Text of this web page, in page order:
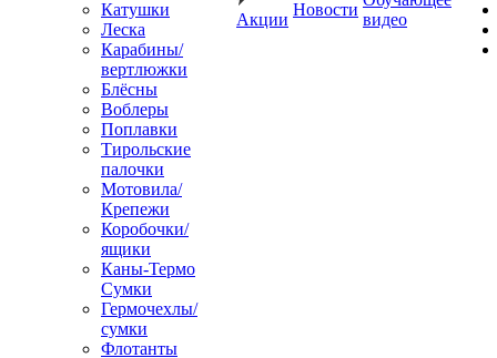
Катушки
Леска
Карабины/
вертлюжки
Блёсны
Воблеры
Поплавки
Тирольские
палочки
Мотовила/
Крепежи
Коробочки/
ящики
Каны-Термо
Сумки
Гермочехлы/
сумки
Флотанты
Акции
Новости
видео